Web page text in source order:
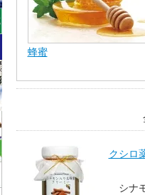
蜂蜜
クシロ
シナ